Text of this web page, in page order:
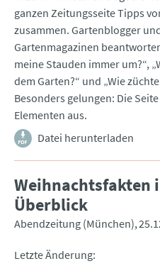
ganzen Zeitungsseite Tipps
zusammen. Gartenblogger
Gartenmagazinen
meine Stauden immer um?“,
dem Garten?“ und „Wie
Besonders gelungen: Die
Elementen aus.
Datei herunterladen
Weihnachtsfakten
Überblick
Abendzeitung (München)
Letzte Änderung